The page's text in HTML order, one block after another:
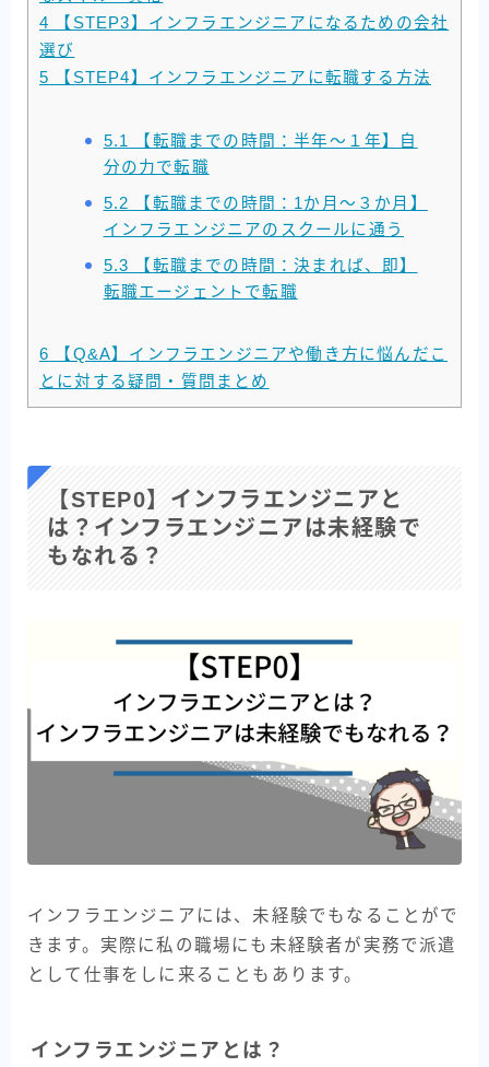
4 【STEP3】インフラエンジニアになるための会社
選び
5 【STEP4】インフラエンジニアに転職する方法
5.1
【転職までの時間：半年～１年】自
分の力で転職
5.2 【転職までの時間：1か月～３か月】
インフラエンジニアのスクールに通う
5.3 【転職までの時間：決まれば、即】
転職エージェントで転職
6 【Q&A】インフラエンジニアや働き方に悩んだこ
とに対する疑問・質問まとめ
【STEP0】インフラエンジニアと
は？インフラエンジニアは未経験で
もなれる？
インフラエンジニアには、未経験でもなることがで
きます。実際に私の職場にも未経験者が実務で派遣
として仕事をしに来ることもあります。
インフラエンジニアとは？